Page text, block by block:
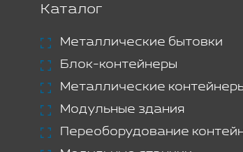
Каталог
Металлические бытовки
Блок-контейнеры
Металлические
Модульные здания
Переоборудование